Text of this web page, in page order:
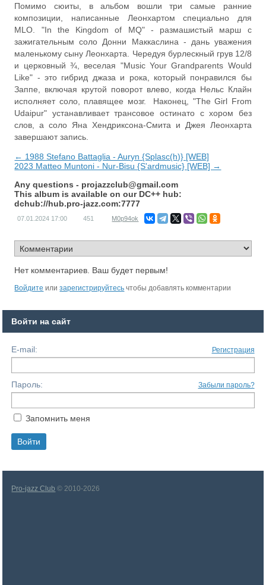
Помимо сюиты, в альбом вошли три самые ранние
композиции, написанные Леонхартом специально для
MLO. "In the Kingdom of MQ" - размашистый марш с
зажигательным соло Донни Маккаслина - дань уважения
маленькому сыну Леонхарта. Чередуя бурлескный грув 12/8
и церковный ¾, веселая "Music Your Grandparents Would
Like" - это гибрид джаза и рока, который понравился бы
Заппе, включая крутой поворот влево, когда Нельс Клайн
исполняет соло, плавящее мозг. Наконец, "The Girl From
Udaipur" устанавливает трансовое остинато с хором без
слов, а соло Яна Хендриксона-Смита и Джея Леонхарта
завершают запись.
← 1988 Stefano Battaglia - Auryn {Splasc(h)} [WEB]
2023 Matteo Muntoni - Nur-Bisu {S'ardmusic} [WEB] →
Any questions - projazzclub@gmail.com
This album is available on our DC++ hub:
dchub://hub.pro-jazz.com:7777
07.01.2024 17:00 451 M0p94ok
Нет комментариев. Ваш будет первым!
Войдите илизарегистрируйтесь чтобы добавлять комментарии
Войти на сайт
E-mail: Регистрация
Пароль: Забыли пароль?
Запомнить меня
Pro-jazz Club © 2010-2026